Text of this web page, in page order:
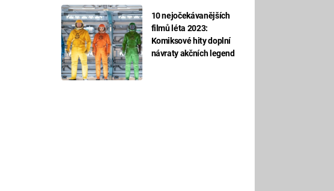
10 nejočekávanějších
filmů léta 2023:
Komiksové hity doplní
návraty akčních legend